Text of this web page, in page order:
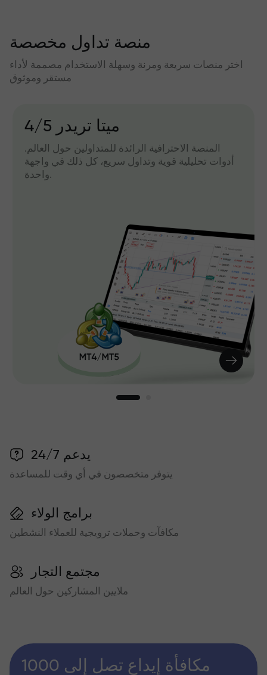
منصة تداول مخصصة
اختر منصات سريعة ومرنة وسهلة الاستخدام مصممة لأداء
مستقر وموثوق
میتا تریدر 4/5
المنصة الاحترافية الرائدة للمتداولين حول العالم.
أدوات تحليلية قوية وتداول سريع، كل ذلك في واجهة
واحدة.
يدعم 24/7
يتوفر متخصصون في أي وقت للمساعدة
برامج الولاء
مكافآت وحملات ترويجية للعملاء النشطين
مجتمع التجار
ملايين المشاركين حول العالم
مكافأة إيداع تصل إلى 1000